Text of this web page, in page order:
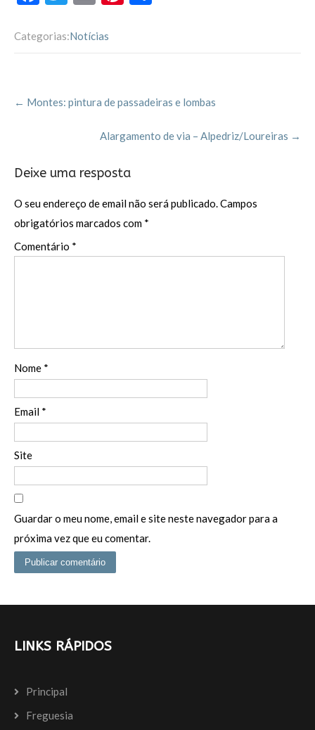
e
o
itt ai
Categorias:Notícias
navigation
← Montes: pintura de passadeiras e lombas
Alargamento de via – Alpedriz/Loureiras →
Deixe uma resposta
O seu endereço de email não será publicado.Campos
obrigatórios marcados com *
Comentário *
Nome *
Email *
Site
Guardar o meu nome, email e site neste navegador para a
próxima vez que eu comentar.
LINKS RÁPIDOS
Principal
Freguesia